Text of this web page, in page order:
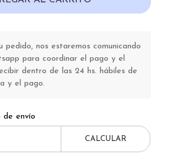
pedido, nos estaremos comunicando
para coordinar el pago y el
dentro de las 24 hs. hábiles de
y el pago.
envío
CALCULAR